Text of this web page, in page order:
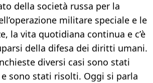
della società russa per la
militare speciale e le
la vita quotidiana continua e c’è
della difesa dei diritti umani.
diversi casi sono stati
sono stati risolti. Oggi si parla